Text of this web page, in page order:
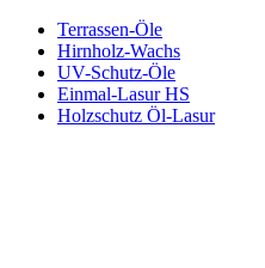
Terrassen-Öle
Hirnholz-Wachs
UV-Schutz-Öle
Einmal-Lasur HS
Holzschutz Öl-Lasur